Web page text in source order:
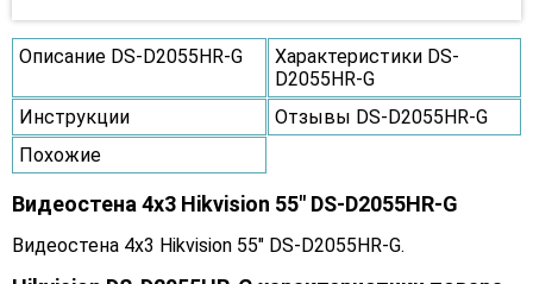
Описание DS-D2055HR-G
Характеристики DS-
D2055HR-G
Инструкции
Отзывы DS-D2055HR-G
Похожие
Видеостена 4x3 Hikvision 55" DS-D2055HR-G
Видеостена 4x3 Hikvision 55" DS-D2055HR-G.